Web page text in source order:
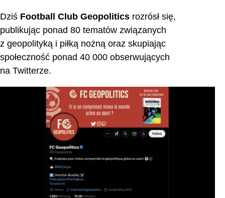
Dziś Football Club Geopolitics rozrósł się,
publikując ponad 80 tematów związanych
z geopolityką i piłką nożną oraz skupiając
społeczność ponad 40 000 obserwujących
na Twitterze.